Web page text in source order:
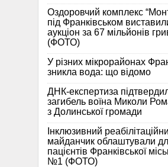
Оздоровчий комплекс
під Франківськом
аукціон за 67 мільйонів
(ФОТО)
У різних мікрорайонах
зникла вода: що відомо
ДНК-експертиза
загибель воїна Миколи
з Долинської громади
Інклюзивний
майданчик облаштували
пацієнтів Франківської
№1 (ФОТО)